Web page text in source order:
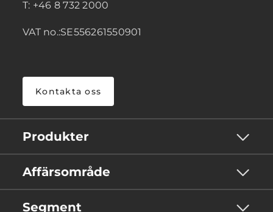
T: +46 8 732 2000
VAT no.:SE556261550901
Kontakta oss
Produkter
Affärsområde
Segment